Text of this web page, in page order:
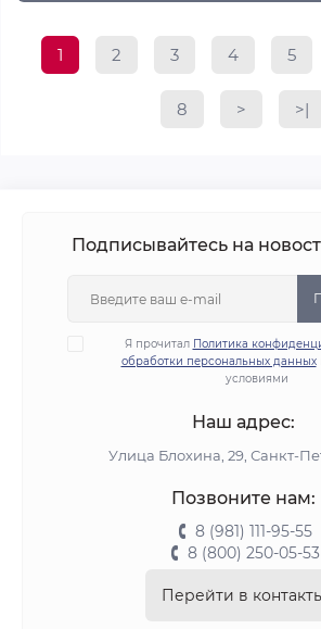
1 2 3 4 5
8 > >|
Подписывайтесь на
Я прочитал Политика
обработки персональных данных
условиями
Наш адрес:
Улица Блохина, 29, Санкт-
Позвоните нам:
8 (981) 111-95-55
8 (800) 250-05-53
Перейти в